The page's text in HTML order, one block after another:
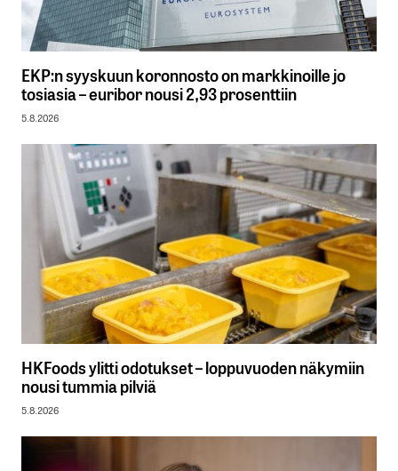
EKP:n syyskuun koronnosto on markkinoille jo
tosiasia – euribor nousi 2,93 prosenttiin
5.8.2026
HKFoods ylitti odotukset – loppuvuoden näkymiin
nousi tummia pilviä
5.8.2026